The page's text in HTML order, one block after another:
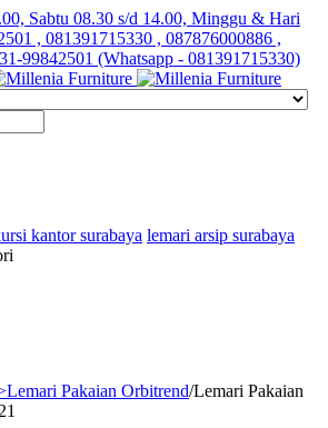
Sabtu 08.30 s/d 14.00, Minggu & Hari
, 081391715330 , 087876000886 ,
99842501 (Whatsapp - 081391715330)
kantor surabaya lemari arsip surabaya
Pakaian Orbitrend/Lemari Pakaian